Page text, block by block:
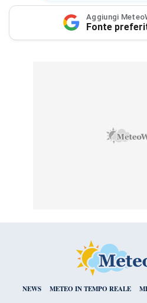
Aggiungi
Fonte
NEWS METEO IN TEMPO REALE